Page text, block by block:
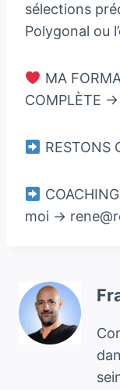
sélections
Polygonal ou
MA
COMPLÈTE
RESTONS
moi →